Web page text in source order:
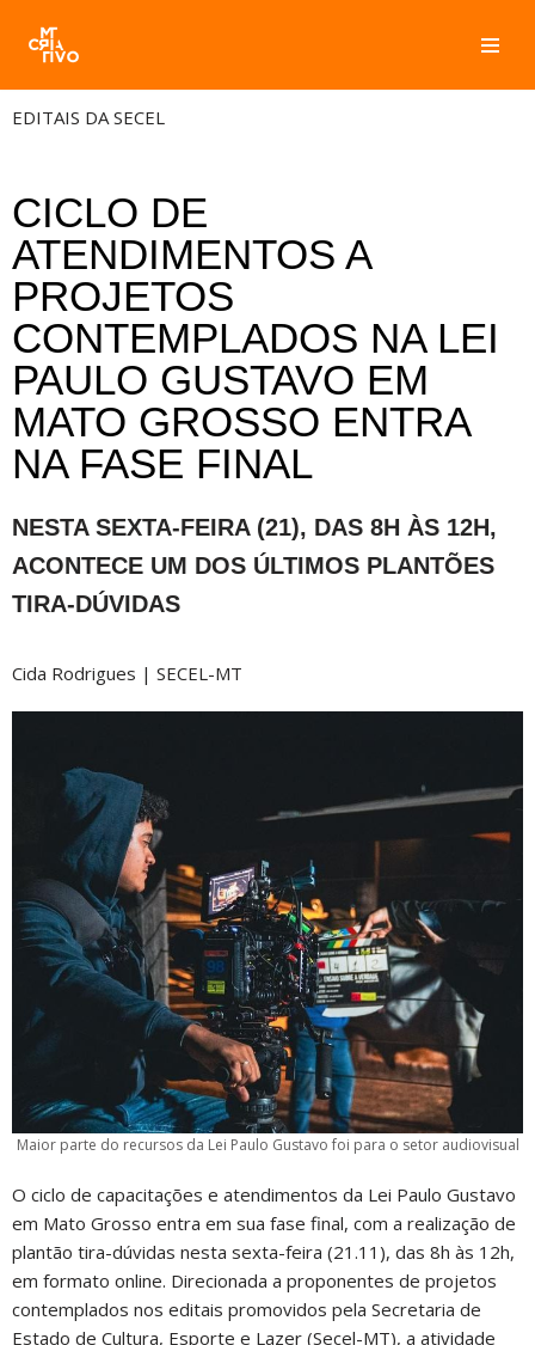
Pular
para
o
EDITAIS DA SECEL
CICLO DE
ATENDIMENTOS A
PROJETOS
CONTEMPLADOS NA LEI
PAULO GUSTAVO EM
MATO GROSSO ENTRA
NA FASE FINAL
NESTA SEXTA-FEIRA (21), DAS 8H ÀS 12H,
ACONTECE UM DOS ÚLTIMOS PLANTÕES
TIRA-DÚVIDAS
Cida Rodrigues | SECEL-MT
Maior parte do recursos da Lei Paulo Gustavo foi para o setor audiovisual
O ciclo de capacitações e atendimentos da Lei Paulo Gustavo
em Mato Grosso entra em sua fase final, com a realização de
plantão tira-dúvidas nesta sexta-feira (21.11), das 8h às 12h,
em formato online. Direcionada a proponentes de projetos
contemplados nos editais promovidos pela Secretaria de
Estado de Cultura, Esporte e Lazer (Secel-MT), a atividade